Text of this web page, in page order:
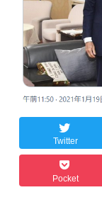
Twitter
Pocket